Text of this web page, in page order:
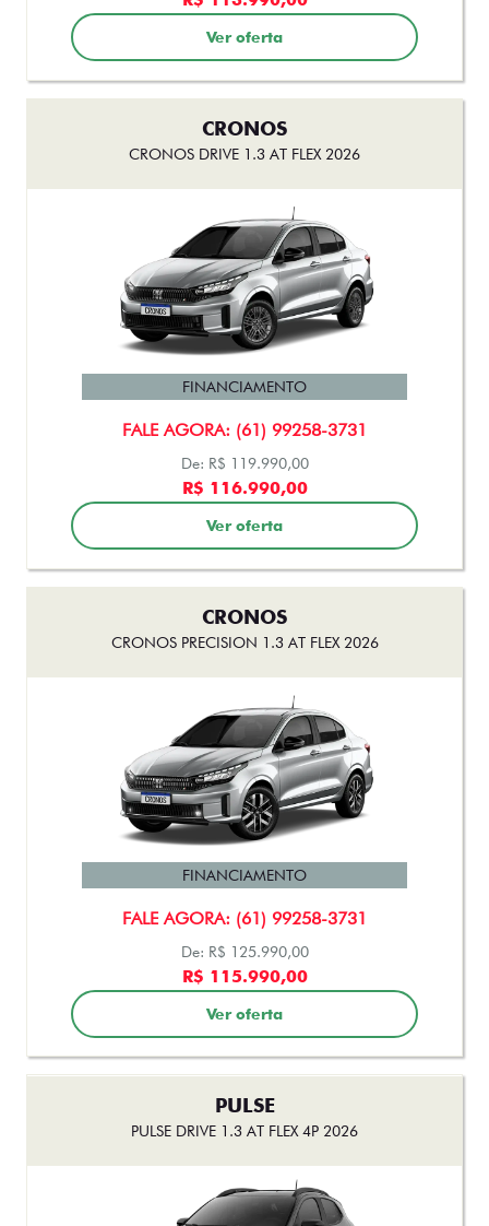
Ver oferta
CRONOS
CRONOS DRIVE 1.3 AT FLEX 2026
FALE AGORA: (61) 99258-3731
FINANCIAMENTO
De: R$ 119.990,00
R$ 116.990,00
Ver oferta
CRONOS
CRONOS PRECISION 1.3 AT FLEX 2026
FALE AGORA: (61) 99258-3731
FINANCIAMENTO
De: R$ 125.990,00
R$ 115.990,00
Ver oferta
PULSE
PULSE DRIVE 1.3 AT FLEX 4P 2026